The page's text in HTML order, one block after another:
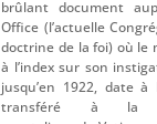
brûlant document
Office (l’actuelle
doctrine de la foi) où le
à l’index sur son
jusqu’en 1922, date
transféré à la